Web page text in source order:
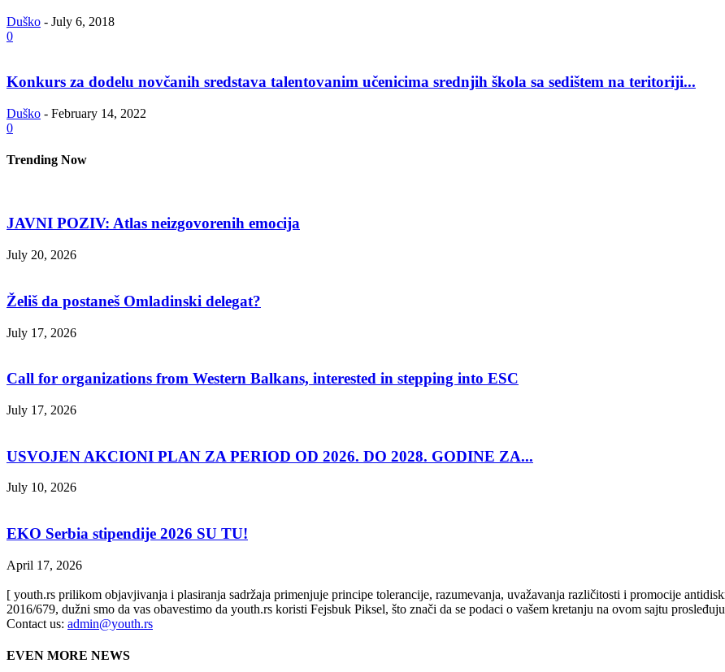
Duško - July 6, 2018
0
Konkurs za dodelu novčanih sredstava talentovanim učenicima srednjih škola sa sedištem na teritoriji...
Duško - February 14, 2022
0
Trending Now
JAVNI POZIV: Atlas neizgovorenih emocija
July 20, 2026
Želiš da postaneš Omladinski delegat?
July 17, 2026
Call for organizations from Western Balkans, interested in stepping into ESC
July 17, 2026
USVOJEN AKCIONI PLAN ZA PERIOD OD 2026. DO 2028. GODINE ZA...
July 10, 2026
EKO Serbia stipendije 2026 SU TU!
April 17, 2026
[ youth.rs prilikom objavjivanja i plasiranja sadržaja primenjuje principe tolerancije, razumevanja, uvažavanja različitosti i promocije
2016/679, dužni smo da vas obavestimo da youth.rs koristi Fejsbuk Piksel, što znači da se podaci o vašem kretanju na ovom sajtu
Contact us: admin@youth.rs
EVEN MORE NEWS